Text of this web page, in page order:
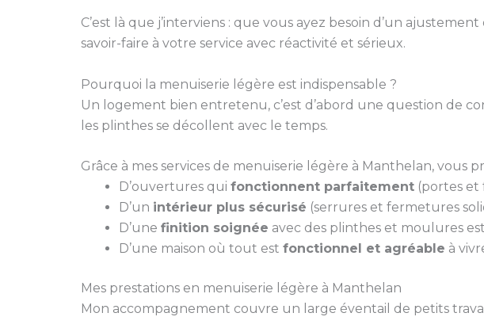
C’est là que j’interviens : que vous ayez besoin d’un
savoir-faire à votre service avec réactivité et sérieux.
Pourquoi la menuiserie légère est indispensable ?
Un logement bien entretenu, c’est d’abord une question de
les plinthes se décollent avec le temps.
Grâce à mes services de menuiserie légère à Manthelan, vous
D’ouvertures qui fonctionnent parfaitement (portes et
D’un intérieur plus sécurisé (serrures et fermetures
D’une finition soignée avec des plinthes et moulures
D’une maison où tout est fonctionnel et agréable à
Mes prestations en menuiserie légère à Manthelan
Mon accompagnement couvre un large éventail de petits